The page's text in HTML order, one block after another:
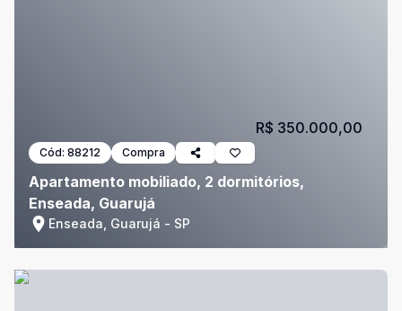
Cód: 88212 Compra
Apartamento mobiliado, 2 dormitórios,
Enseada, Guarujá
Enseada, Guarujá - SP
R$ 350.000,00